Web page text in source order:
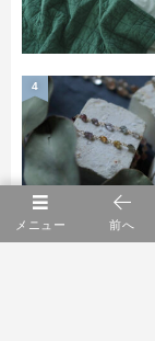
4
5
メニュー 前へ